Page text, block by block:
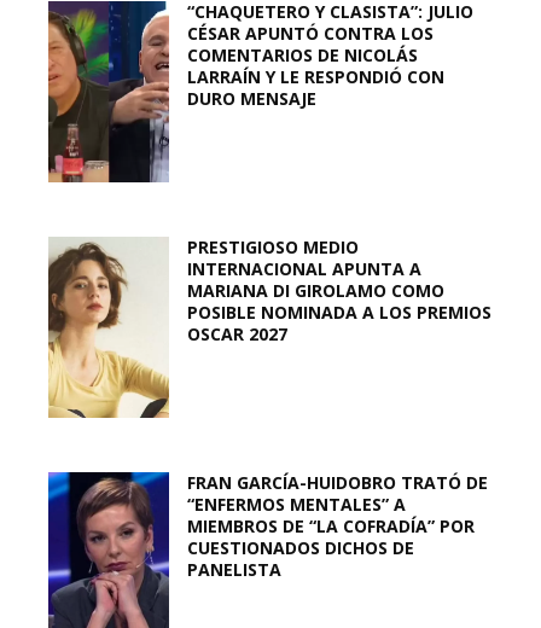
“CHAQUETERO Y CLASISTA”: JULIO
CÉSAR APUNTÓ CONTRA LOS
COMENTARIOS DE NICOLÁS
LARRAÍN Y LE RESPONDIÓ CON
DURO MENSAJE
PRESTIGIOSO MEDIO
INTERNACIONAL APUNTA A
MARIANA DI GIROLAMO COMO
POSIBLE NOMINADA A LOS PREMIOS
OSCAR 2027
FRAN GARCÍA-HUIDOBRO TRATÓ DE
“ENFERMOS MENTALES” A
MIEMBROS DE “LA COFRADÍA” POR
CUESTIONADOS DICHOS DE
PANELISTA